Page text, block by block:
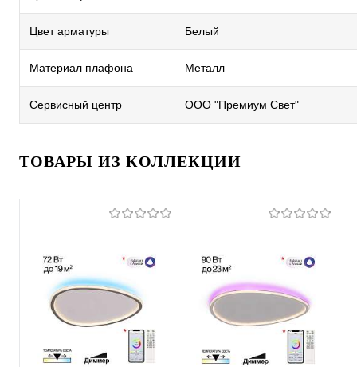
Цвет арматуры Белый
Материал плафона Металл
Сервисный центр ООО "Премиум Свет"
ТОВАРЫ ИЗ КОЛЛЕКЦИИ